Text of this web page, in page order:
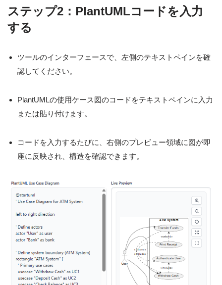
ステップ2：PlantUMLコードを入力
する
ツールのインターフェースで、左側のテキストペインを確
認してください。
PlantUMLの使用ケース図のコードをテキストペインに入力
または貼り付けます。
コードを入力するたびに、右側のプレビュー領域に図が即
座に反映され、構造を確認できます。